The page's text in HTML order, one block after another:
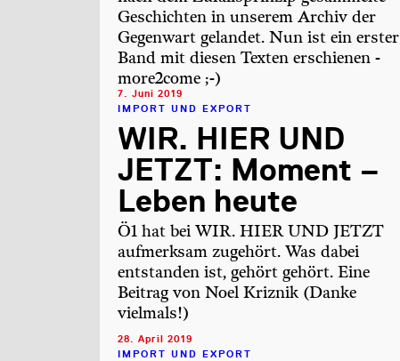
Geschichten in unserem Archiv der
Gegenwart gelandet. Nun ist ein erster
Band mit diesen Texten erschienen -
more2come ;-)
7. Juni 2019
IMPORT UND EXPORT
WIR. HIER UND
JETZT: Moment –
Leben heute
Ö1 hat bei WIR. HIER UND JETZT
aufmerksam zugehört. Was dabei
entstanden ist, gehört gehört. Eine
Beitrag von Noel Kriznik (Danke
vielmals!)
28. April 2019
IMPORT UND EXPORT